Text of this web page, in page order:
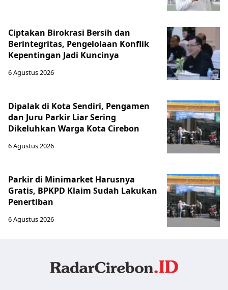
Ciptakan Birokrasi Bersih dan
Berintegritas, Pengelolaan Konflik
Kepentingan Jadi Kuncinya
6 Agustus 2026
Dipalak di Kota Sendiri, Pengamen
dan Juru Parkir Liar Sering
Dikeluhkan Warga Kota Cirebon
6 Agustus 2026
Parkir di Minimarket Harusnya
Gratis, BPKPD Klaim Sudah Lakukan
Penertiban
6 Agustus 2026